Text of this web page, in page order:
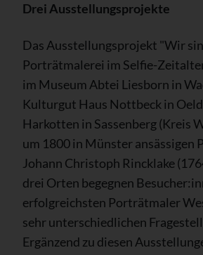
Drei Ausstellungsprojekte
Das Ausstellungsprojekt "Wir
Porträtmalerei im Selfie-
im Museum Abtei Liesborn in
Kulturgut Haus Nottbeck in
Harkotten in Sassenberg (Kreis
um 1800 in Münster ansässigen
Johann Christoph Rincklake
drei Orten begegnen
erfolgreichsten Porträtmaler
sehr unterschiedlichen
Ergänzend zu diesen